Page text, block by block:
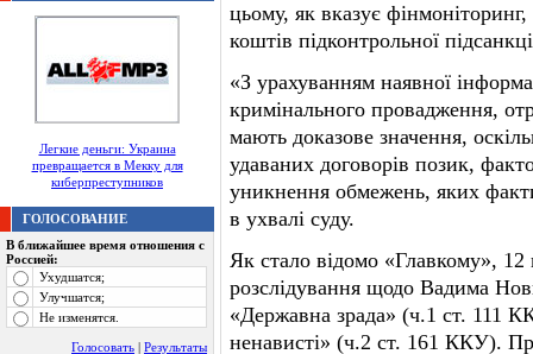
Легкие деньги: Украина
превращается в Мекку для
киберпреступников
ГОЛОСОВАНИЕ
В ближайшее время отношения с
Россией:
Ухудшатся;
Улучшатся;
Не изменятся.
Голосовать | Результаты
цьому, як вказує
коштів підконтрольної
«З урахуванням наявної
кримінального провадження,
мають доказове значення,
удаваних договорів позик,
уникнення обмежень, яких
в ухвалі суду.
Як стало відомо «Главкому»,
розслідування щодо Вадима
«Державна зрада» (ч.1 ст. 111
ненависті» (ч.2 ст. 161 ККУ).